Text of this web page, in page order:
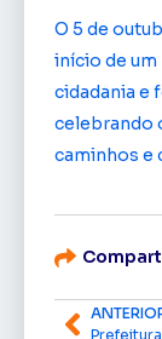
O 5 de
início de
cidadania e
celebrando
caminhos e